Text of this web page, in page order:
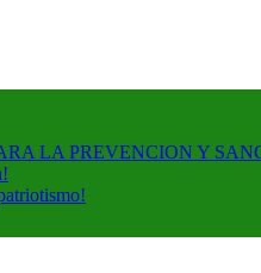
LA PREVENCION Y